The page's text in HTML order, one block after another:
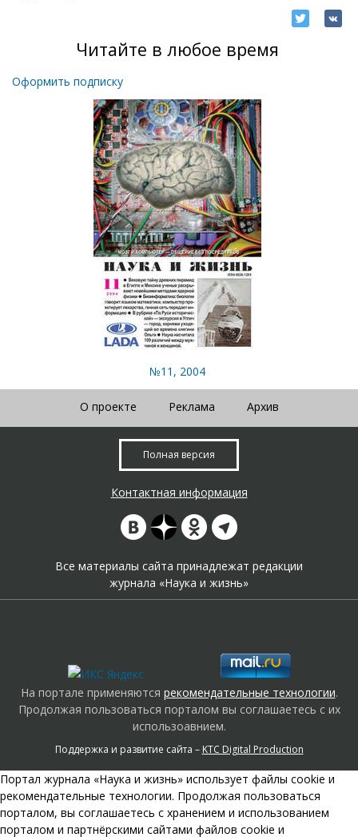
Читайте в любое время
Оформить подписку
№11, 2004
О проекте Реклама Архив
Полная версия
Контактная информация
Все материалы сайта принадлежат редакции
журнала «Наука и жизнь»
На портале применяются рекомендательные технологии.
Продолжая пользоваться порталом вы соглашаетесь с их
использоавнием.
Поддержка и развитие сайта – KTC Digital Production
Портал журнала «Наука и жизнь» использует файлы cookie и
рекомендательные технологии. Продолжая пользоваться
порталом, вы соглашаетесь с хранением и использованием
порталом и партнёрскими сайтами файлов cookie и